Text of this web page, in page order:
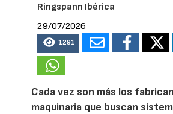
Ringspann Ibérica
29/07/2026
1291
Cada vez son más los
maquinaria que buscan